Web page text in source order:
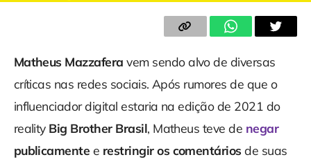
Matheus Mazzafera vem sendo alvo de diversas
críticas nas redes sociais. Após rumores de que o
influenciador digital estaria na edição de 2021 do
reality Big Brother Brasil, Matheus teve de negar
publicamente e restringir os comentários de suas